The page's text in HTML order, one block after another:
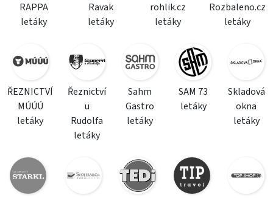
RAPPA
letáky
Ravak
letáky
rohlik.cz
letáky
Rozbaleno.cz
letáky
ŘEZNICTVÍ
MÚÚÚ
letáky
Řeznictví
u
Rudolfa
letáky
Sahm
Gastro
letáky
SAM 73
letáky
Skladová
okna
letáky